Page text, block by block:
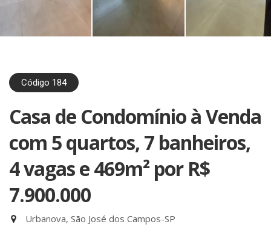
Código 184
Casa de Condomínio à Venda
com 5 quartos, 7 banheiros,
4 vagas e 469m² por R$
7.900.000
Urbanova, São José dos Campos-SP